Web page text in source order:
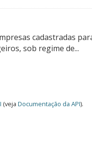
cadastradas
sob regime de...
(veja Documentação da API).